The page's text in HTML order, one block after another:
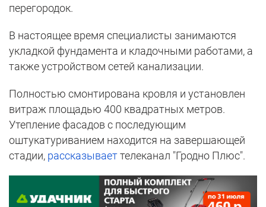
перегородок.
В настоящее время специалисты занимаются
укладкой фундамента и кладочными работами, а
также устройством сетей канализации.
Полностью смонтирована кровля и установлен
витраж площадью 400 квадратных метров.
Утепление фасадов с последующим
оштукатуриванием находится на завершающей
стадии, рассказываеттелеканал "Гродно Плюс".